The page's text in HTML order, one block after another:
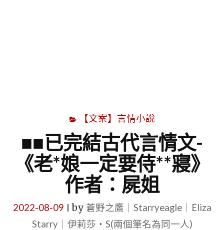
【文案】言情小說
■■已完結古代言情文-
《老*娘一定要侍**寢》
作者：屍姐
2022-08-09 by 蒼野之鷹｜Starryeagle｜Eliza
Starry｜伊莉莎・S(兩個筆名為同一人)